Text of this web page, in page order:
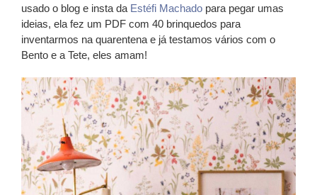
usado o blog e insta da Estéfi Machado para pegar umas
ideias, ela fez um PDF com 40 brinquedos para
inventarmos na quarentena e já testamos vários com o
Bento e a Tete, eles amam!